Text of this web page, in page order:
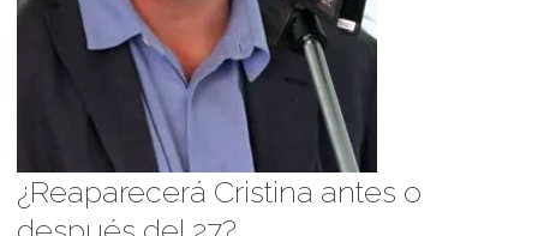
¿Reaparecerá Cristina antes o